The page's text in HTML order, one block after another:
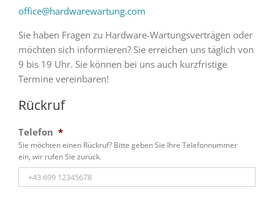
office@hardwarewartung.com
Sie haben Fragen zu Hardware-Wartungsverträgen oder
möchten sich informieren? Sie erreichen uns täglich von
9 bis 19 Uhr. Sie können bei uns auch kurzfristige
Termine vereinbaren!
Rückruf
Telefon *
Sie möchten einen Rückruf? Bitte geben Sie Ihre Telefonnummer
ein, wir rufen Sie zurück.